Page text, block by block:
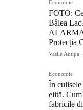
Economie
FOTO:
Bâlea
Protecția
Vasile Antipa -
Economie
În
elită.
fabricile